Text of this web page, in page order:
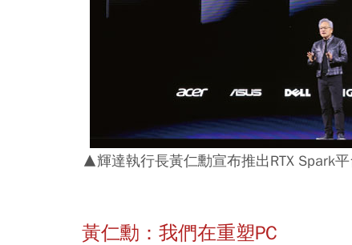
▲輝達執行長黃仁勳宣布推出RTX Spark
黃仁勳：我們在重塑PC